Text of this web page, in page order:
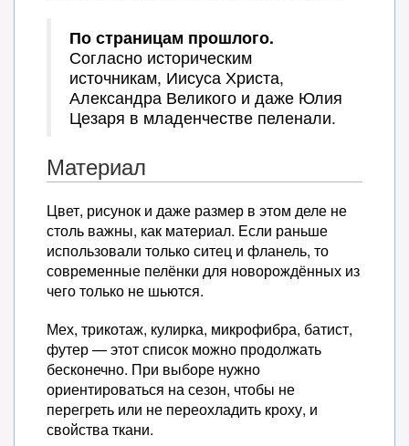
По страницам прошлого.
Согласно историческим
источникам, Иисуса Христа,
Александра Великого и даже Юлия
Цезаря в младенчестве пеленали.
Материал
Цвет, рисунок и даже размер в этом деле не
столь важны, как материал. Если раньше
использовали только ситец и фланель, то
современные пелёнки для новорождённых из
чего только не шьются.
Мех, трикотаж, кулирка, микрофибра, батист,
футер — этот список можно продолжать
бесконечно. При выборе нужно
ориентироваться на сезон, чтобы не
перегреть или не переохладить кроху, и
свойства ткани.